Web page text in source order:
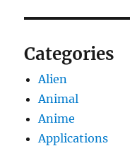
Categories
Alien
Animal
Anime
Applications